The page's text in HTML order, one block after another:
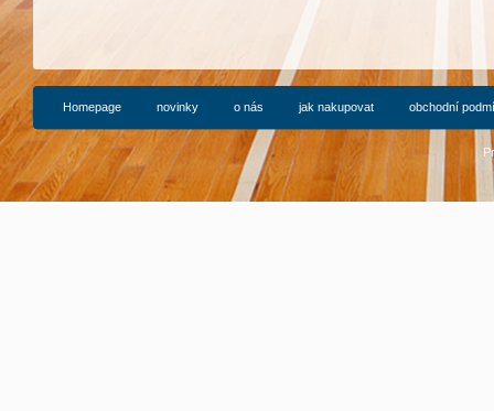
Homepage novinky o nás jak nakupovat obchodní